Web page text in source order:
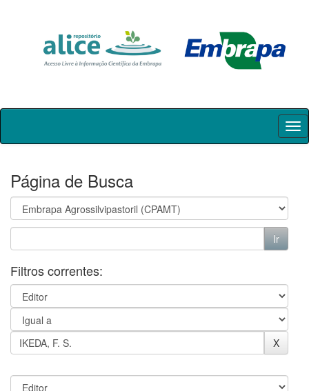
Skip
Página de Busca
Filtros correntes: